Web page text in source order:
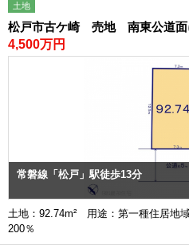
土地
松戸市古ケ崎 売地 南東公道面
4,500万円
常磐線「松戸」駅徒歩13分
土地：92.74m² 用途：第一種住居
200％